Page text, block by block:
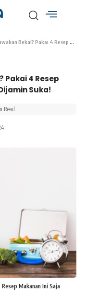
4 Resep Makanan Ini Saja Bunda, Anak Dijamin Suka!
Pakai 4 Resep
Suka!
Read
Makanan Ini Saja